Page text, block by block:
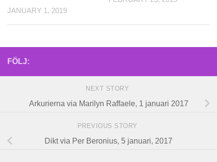
JANUARY 1, 2019
FÖLJ:
NEXT STORY
Arkurierna via Marilyn Raffaele, 1 januari 2017
PREVIOUS STORY
Dikt via Per Beronius, 5 januari, 2017